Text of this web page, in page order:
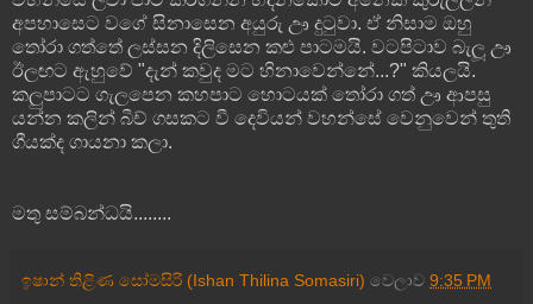
අපහාසෙට වගේ සිනාසෙන අයුරු ඌ දුටුවා. ඒ නිසාම ඔහු
තෝරා ගත්තේ ලස්සන දිලිසෙන කළු පාටමයි. වටපිටාව බැලූ ඌ
ඊලඟට ඇහුවේ "දැන් කවුද මට හිනාවෙන්නේ...?" කියලයි.
කලුපාටට ගැලපෙන කහපාට හොටයක් තෝරා ගත් ඌ ආපසු
යන්න කලින් බීච් ගසකට වී දෙවියන් වහන්සේ වෙනුවෙන් තුති
ගීයක්ද ගායනා කලා.
මතු සම්බන්ධයි........
ඉෂාන් තිළිණ සෝමසිරි (Ishan Thilina Somasiri) වෙලාව 9:35 PM